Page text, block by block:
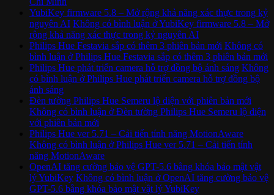
YubiKey firmware 5.8 – Mở rộng khả năng xác thực trong kỷ
nguyên AI Không có bình luận ở YubiKey firmware 5.8 – Mở
rộng khả năng xác thực trong kỷ nguyên AI
Philips Hue Festavia sắp có thêm 3 phiên bản mới Không có
bình luận ở Philips Hue Festavia sắp có thêm 3 phiên bản mới
Philips Hue phát triển camera hỗ trợ đồng bộ ánh sáng Không
có bình luận ở Philips Hue phát triển camera hỗ trợ đồng bộ
ánh sáng
Đèn tường Philips Hue Semeru lộ diện với phiên bản mới
Không có bình luận ở Đèn tường Philips Hue Semeru lộ diện
với phiên bản mới
Philips Hue ver 5.71 – Cải tiến tính năng MotionAware
Không có bình luận ở Philips Hue ver 5.71 – Cải tiến tính
năng MotionAware
OpenAI tăng cường bảo vệ GPT-5.6 bằng khóa bảo mật vật
lý YubiKey Không có bình luận ở OpenAI tăng cường bảo vệ
GPT-5.6 bằng khóa bảo mật vật lý YubiKey